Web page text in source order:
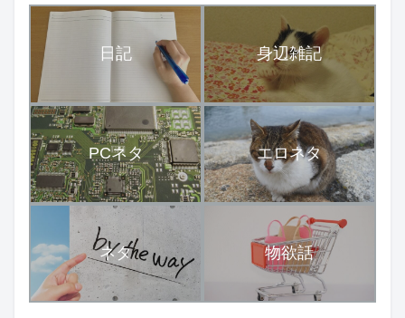
日記 身辺雑記
PCネタ エロネタ
ネタ 物欲話